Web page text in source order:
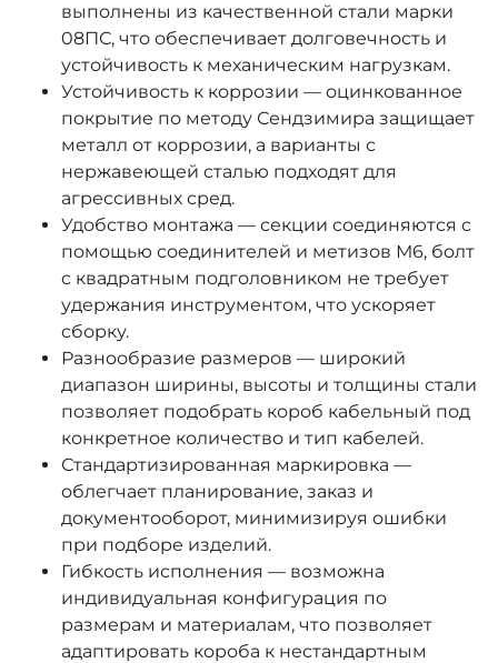
выполнены из качественной стали марки
08ПС, что обеспечивает долговечность и
устойчивость к механическим нагрузкам.
Устойчивость к коррозии — оцинкованное
покрытие по методу Сендзимира защищает
металл от коррозии, а варианты с
нержавеющей сталью подходят для
агрессивных сред.
Удобство монтажа — секции соединяются с
помощью соединителей и метизов М6, болт
с квадратным подголовником не требует
удержания инструментом, что ускоряет
сборку.
Разнообразие размеров — широкий
диапазон ширины, высоты и толщины стали
позволяет подобрать короб кабельный под
конкретное количество и тип кабелей.
Стандартизированная маркировка —
облегчает планирование, заказ и
документооборот, минимизируя ошибки
при подборе изделий.
Гибкость исполнения — возможна
индивидуальная конфигурация по
размерам и материалам, что позволяет
адаптировать короба к нестандартным